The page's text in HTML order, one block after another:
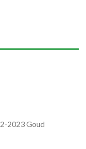
2023 Goud